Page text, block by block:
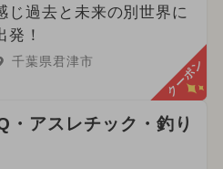
じ過去と未来の別世界に
発！
千葉県君津市 クーポン
・アスレチック・釣り